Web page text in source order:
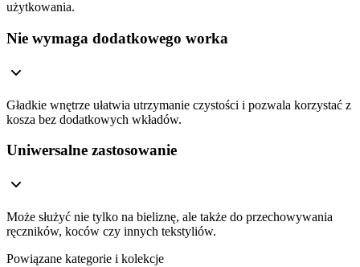
użytkowania.
Nie wymaga dodatkowego worka
Gładkie wnętrze ułatwia utrzymanie czystości i pozwala korzystać z
kosza bez dodatkowych wkładów.
Uniwersalne zastosowanie
Może służyć nie tylko na bieliznę, ale także do przechowywania
ręczników, koców czy innych tekstyliów.
Powiązane kategorie i kolekcje